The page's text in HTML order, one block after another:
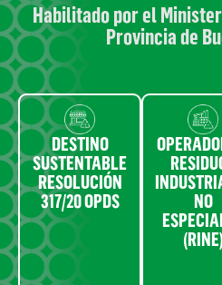
Habilitado por el
Provincia de
DESTINO
SUSTENTABLE
RESOLUCIÓN
317/20 OPDS
NO